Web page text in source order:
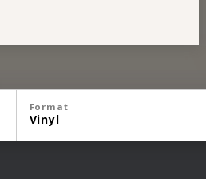
Format
Vinyl